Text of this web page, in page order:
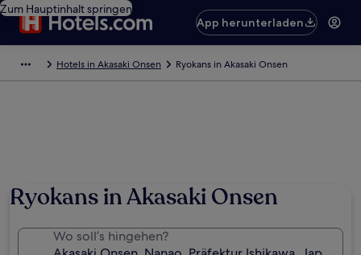
Zum Hauptinhalt springen
App herunterladen
Hotels in Akasaki Onsen Ryokans in Akasaki Onsen
Ryokans in Akasaki Onsen
Wo soll’s hingehen?